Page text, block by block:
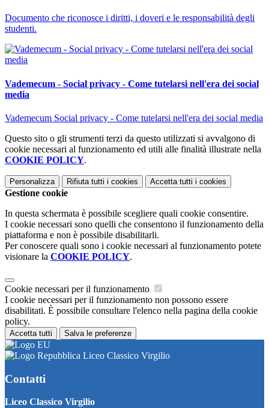
Documento che riconosce i diritti, i doveri e le responsabilità degli
studenti.
Vademecum - Social privacy - Come tutelarsi nell'era dei social
media
Vademecum Social privacy - Come tutelarsi nell'era dei social media
Questo sito o gli strumenti terzi da questo utilizzati si avvalgono di
cookie necessari al funzionamento ed utili alle finalità illustrate nella
COOKIE POLICY.
Personalizza Rifiuta tutti i cookies Accetta tutti i cookies
Gestione cookie
In questa schermata è possibile scegliere quali cookie consentire.
I cookie necessari sono quelli che consentono il funzionamento della
piattaforma e non è possibile disabilitarli.
Per conoscere quali sono i cookie necessari al funzionamento potete
visionare la COOKIE POLICY.
Cookie necessari per il funzionamento
I cookie necessari per il funzionamento non possono essere
disabilitati. È possibile consultare l'elenco nella pagina della cookie
policy.
Accetta tutti Salva le preferenze
Liceo Classico Virgilio
Contatti
Liceo Classico Virgilio